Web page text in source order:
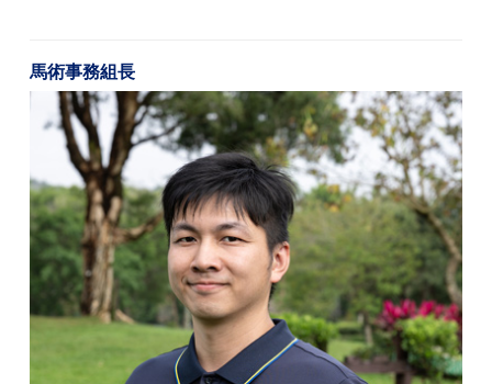
馬術事務組長